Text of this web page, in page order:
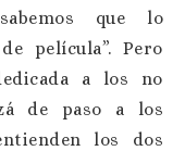
que lo
película”. Pero
a los no
de paso a los
los dos